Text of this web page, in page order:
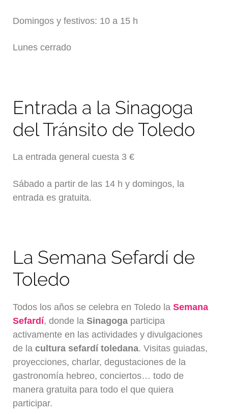
Domingos y festivos: 10 a 15 h
Lunes cerrado
Entrada a la Sinagoga
del Tránsito de Toledo
La entrada general cuesta 3 €
Sábado a partir de las 14 h y domingos, la
entrada es gratuita.
La Semana Sefardí de
Toledo
Todos los años se celebra en Toledo laSemana
Sefardí, donde laSinagoga participa
activamente en las actividades y divulgaciones
de lacultura sefardí toledana. Visitas guiadas,
proyecciones, charlar, degustaciones de la
gastronomía hebreo, conciertos… todo de
manera gratuita para todo el que quiera
participar.